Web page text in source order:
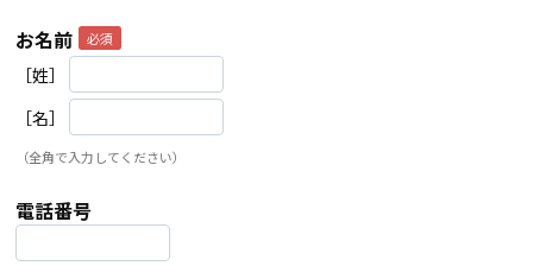
お名前
［姓］
［名］
（全角で入力してください）
電話番号